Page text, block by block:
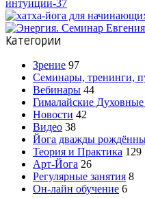
Категории
Зрение 97
Семинары, тренинги,
Вебинары 44
Гималайские Духовные
Новости 42
Видео 38
Йога дважды
Теория и Практика 129
Арт-Йога 26
Регулярные занятия 8
Он-лайн обучение 6